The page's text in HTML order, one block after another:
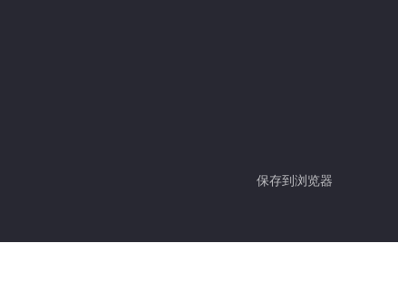
保存到浏览器